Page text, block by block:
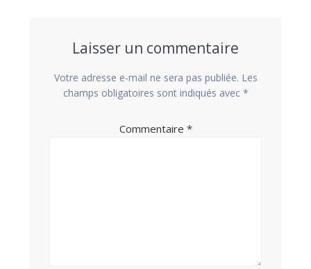
Laisser un commentaire
Votre adresse e-mail ne sera pas publiée. Les
champs obligatoires sont indiqués avec *
Commentaire *